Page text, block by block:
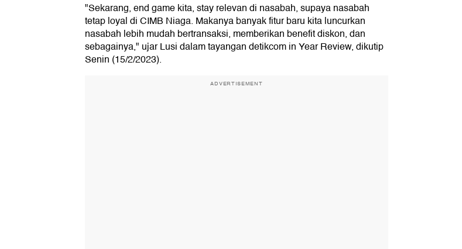
"Sekarang, end game kita, stay relevan di nasabah, supaya nasabah
tetap loyal di CIMB Niaga. Makanya banyak fitur baru kita luncurkan
nasabah lebih mudah bertransaksi, memberikan benefit diskon, dan
sebagainya," ujar Lusi dalam tayangan detikcom in Year Review, dikutip
Senin (15/2/2023).
ADVERTISEMENT